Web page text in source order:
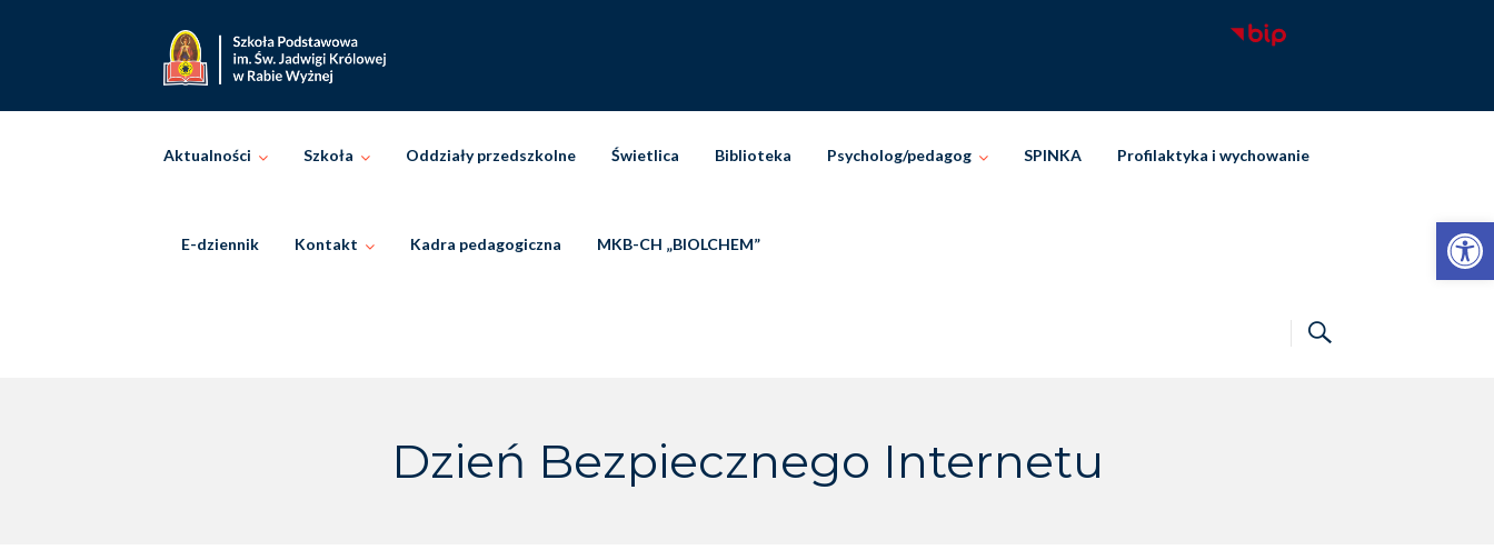
Otwórz pasek narzędzi
Aktualności Szkoła Oddziały przedszkolne Świetlica Biblioteka Psycholog/pedagog SPINKA Profilaktyka i wychowanie
E-dziennik Kontakt Kadra pedagogiczna MKB-CH „BIOLCHEM”
Dzień Bezpiecznego Internetu